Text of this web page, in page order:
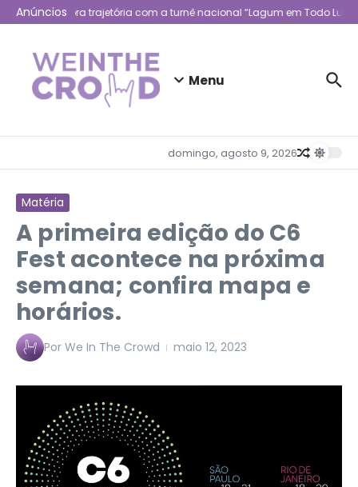
Ir para o conteúdo
Anúncios
Lagum celebra trajetória com a turnê nacional “Lagum em Todo Lugar”
Menu
domingo, agosto 9, 2026
Matéria
A primeira edição do C6
Fest acontece na próxima
semana; confira mapa e
horários.
Por We In The Crowd maio 12, 2023